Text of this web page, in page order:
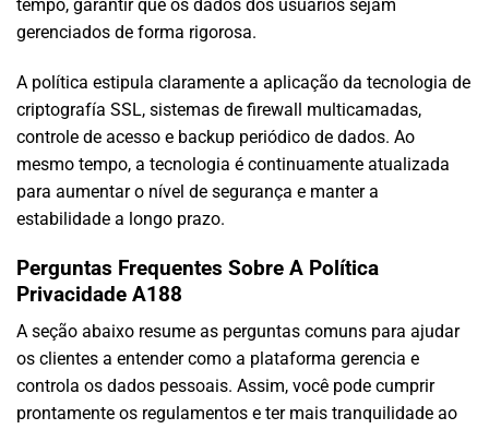
tempo, garantir que os dados dos usuários sejam
gerenciados de forma rigorosa.
A política estipula claramente a aplicação da tecnologia de
criptografía SSL, sistemas de firewall multicamadas,
controle de acesso e backup periódico de dados. Ao
mesmo tempo, a tecnologia é continuamente atualizada
para aumentar o nível de segurança e manter a
estabilidade a longo prazo.
Perguntas Frequentes Sobre A Política
Privacidade A188
A seção abaixo resume as perguntas comuns para ajudar
os clientes a entender como a plataforma gerencia e
controla os dados pessoais. Assim, você pode cumprir
prontamente os regulamentos e ter mais tranquilidade ao